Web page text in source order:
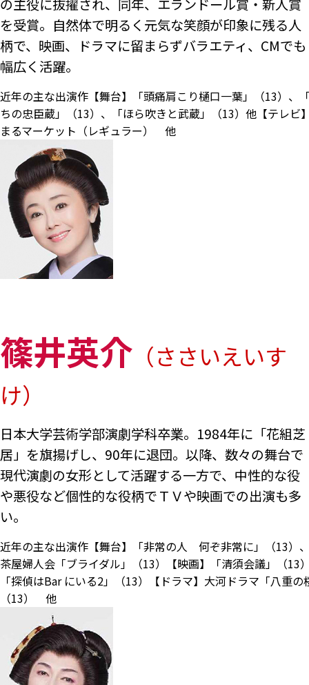
の主役に抜擢され、同年、エランドール賞・新人賞
を受賞。自然体で明るく元気な笑顔が印象に残る人
柄で、映画、ドラマに留まらずバラエティ、CMでも
幅広く活躍。
近年の主な出演作【舞台】「頭痛肩こり樋口一葉」（13）、
ちの忠臣蔵」（13）、「ほら吹きと武蔵」（13）他【テレビ
まるマーケット（レギュラー） 他
篠井英介 （ささいえいす
け）
日本大学芸術学部演劇学科卒業。1984年に「花組芝
居」を旗揚げし、90年に退団。以降、数々の舞台で
現代演劇の女形として活躍する一方で、中性的な役
や悪役など個性的な役柄でＴＶや映画での出演も多
い。
近年の主な出演作【舞台】「非常の人 何ぞ非常に」（13）
茶屋婦人会「ブライダル」（13）【映画】「清須会議」（13
「探偵はBar にいる2」（13）【ドラマ】大河ドラマ「八重の
（13） 他